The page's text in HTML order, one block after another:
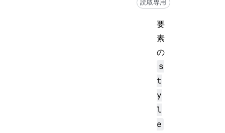
読取専用
要
素
の
s
t
y
l
e